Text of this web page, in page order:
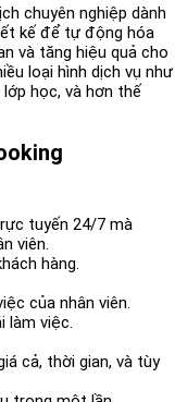
chuyên nghiệp dành
kế để tự động hóa
và tăng hiệu quả cho
loại hình dịch vụ như
học, và hơn thế
tuyến 24/7 mà
viên.
hàng.
của nhân viên.
làm việc.
cả, thời gian, và tùy